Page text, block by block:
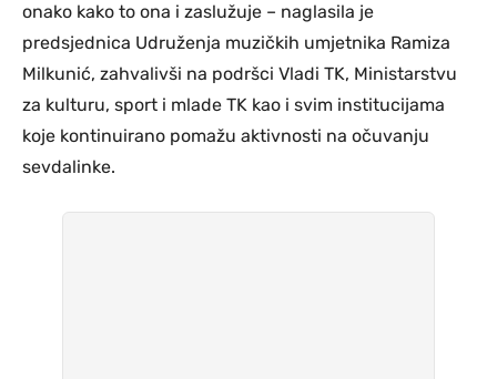
onako kako to ona i zaslužuje – naglasila je
predsjednica Udruženja muzičkih umjetnika Ramiza
Milkunić, zahvalivši na podršci Vladi TK, Ministarstvu
za kulturu, sport i mlade TK kao i svim institucijama
koje kontinuirano pomažu aktivnosti na očuvanju
sevdalinke.